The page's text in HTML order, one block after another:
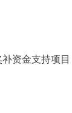
资金支持项目